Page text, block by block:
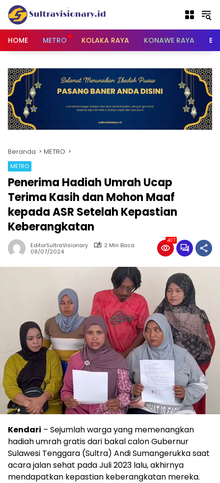
Langsung
konten
HOME
METRO KOLAKA RAYA KONAWE RAYA
Beranda METRO
METRO
Penerima Hadiah Umrah Ucap
Terima Kasih dan Mohon Maaf
kepada ASR Setelah Kepastian
Keberangkatan
EditorSultraVisionary
2 Min Baca
08/07/2024
407
Kendari – Sejumlah warga yang memenangkan
hadiah umrah gratis dari bakal calon Gubernur
Sulawesi Tenggara (Sultra) Andi Sumangerukka saat
acara jalan sehat pada Juli 2023 lalu, akhirnya
mendapatkan kepastian keberangkatan mereka.